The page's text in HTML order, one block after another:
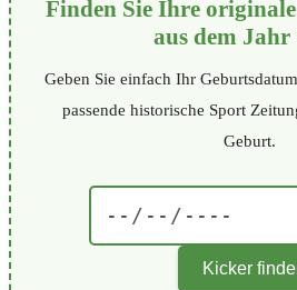
Finden Sie Ihre
aus dem Jahr
Geben Sie einfach Ihr
passende historische Sport
Geburt.
Kicker